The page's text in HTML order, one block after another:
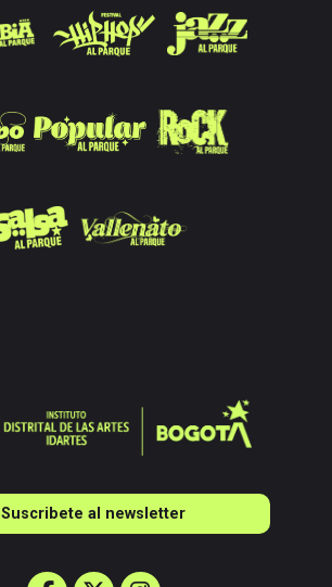
Suscribete al newsletter